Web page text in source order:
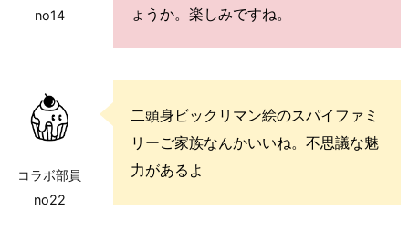
no14
ょうか。楽しみですね。
コラボ部員
no22
二頭身ビックリマン絵のスパイファミ
リーご家族なんかいいね。不思議な魅
力があるよ